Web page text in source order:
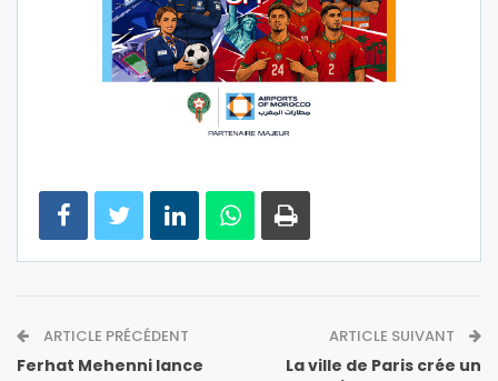
ARTICLE PRÉCÉDENT
Ferhat Mehenni lance
ARTICLE SUIVANT
La ville de Paris crée un